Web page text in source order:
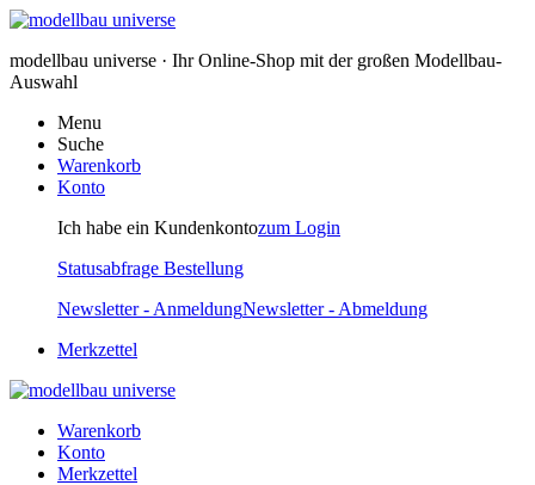
modellbau universe · Ihr Online-Shop mit der großen Modellbau-
Auswahl
Menu
Suche
Warenkorb
Konto
Ich habe ein Kundenkontozum Login
Statusabfrage Bestellung
Newsletter - AnmeldungNewsletter - Abmeldung
Merkzettel
Warenkorb
Konto
Merkzettel